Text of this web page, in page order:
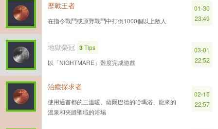
歷戰王者
在指令戰鬥或原野戰鬥中打倒1000個以上敵人
01-30
23:49
地獄榮冠 3Tips
以「NIGHTMARE」難度完成遊戲
03-01
22:52
治癒探求者
使用過首都的三溫暖、薩爾巴德的哈瑪浴、龍來的
溫泉和夾縫聖域的浴場
02-15
22:57